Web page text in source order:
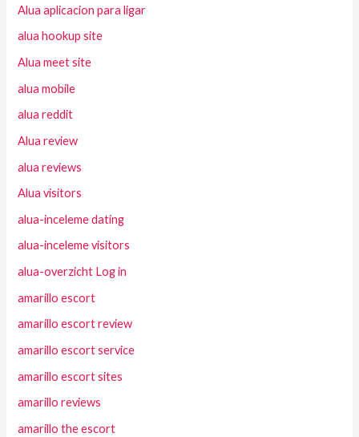
Alua aplicacion para ligar
alua hookup site
Alua meet site
alua mobile
alua reddit
Alua review
alua reviews
Alua visitors
alua-inceleme dating
alua-inceleme visitors
alua-overzicht Log in
amarillo escort
amarillo escort review
amarillo escort service
amarillo escort sites
amarillo reviews
amarillo the escort